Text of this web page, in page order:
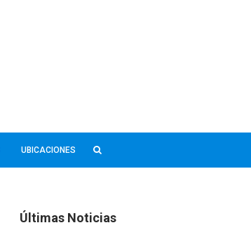
UBICACIONES
Últimas Noticias